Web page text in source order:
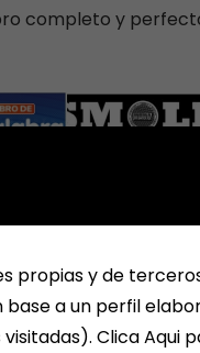
completo y
propias y de
base a un perfil
Clica Aqui